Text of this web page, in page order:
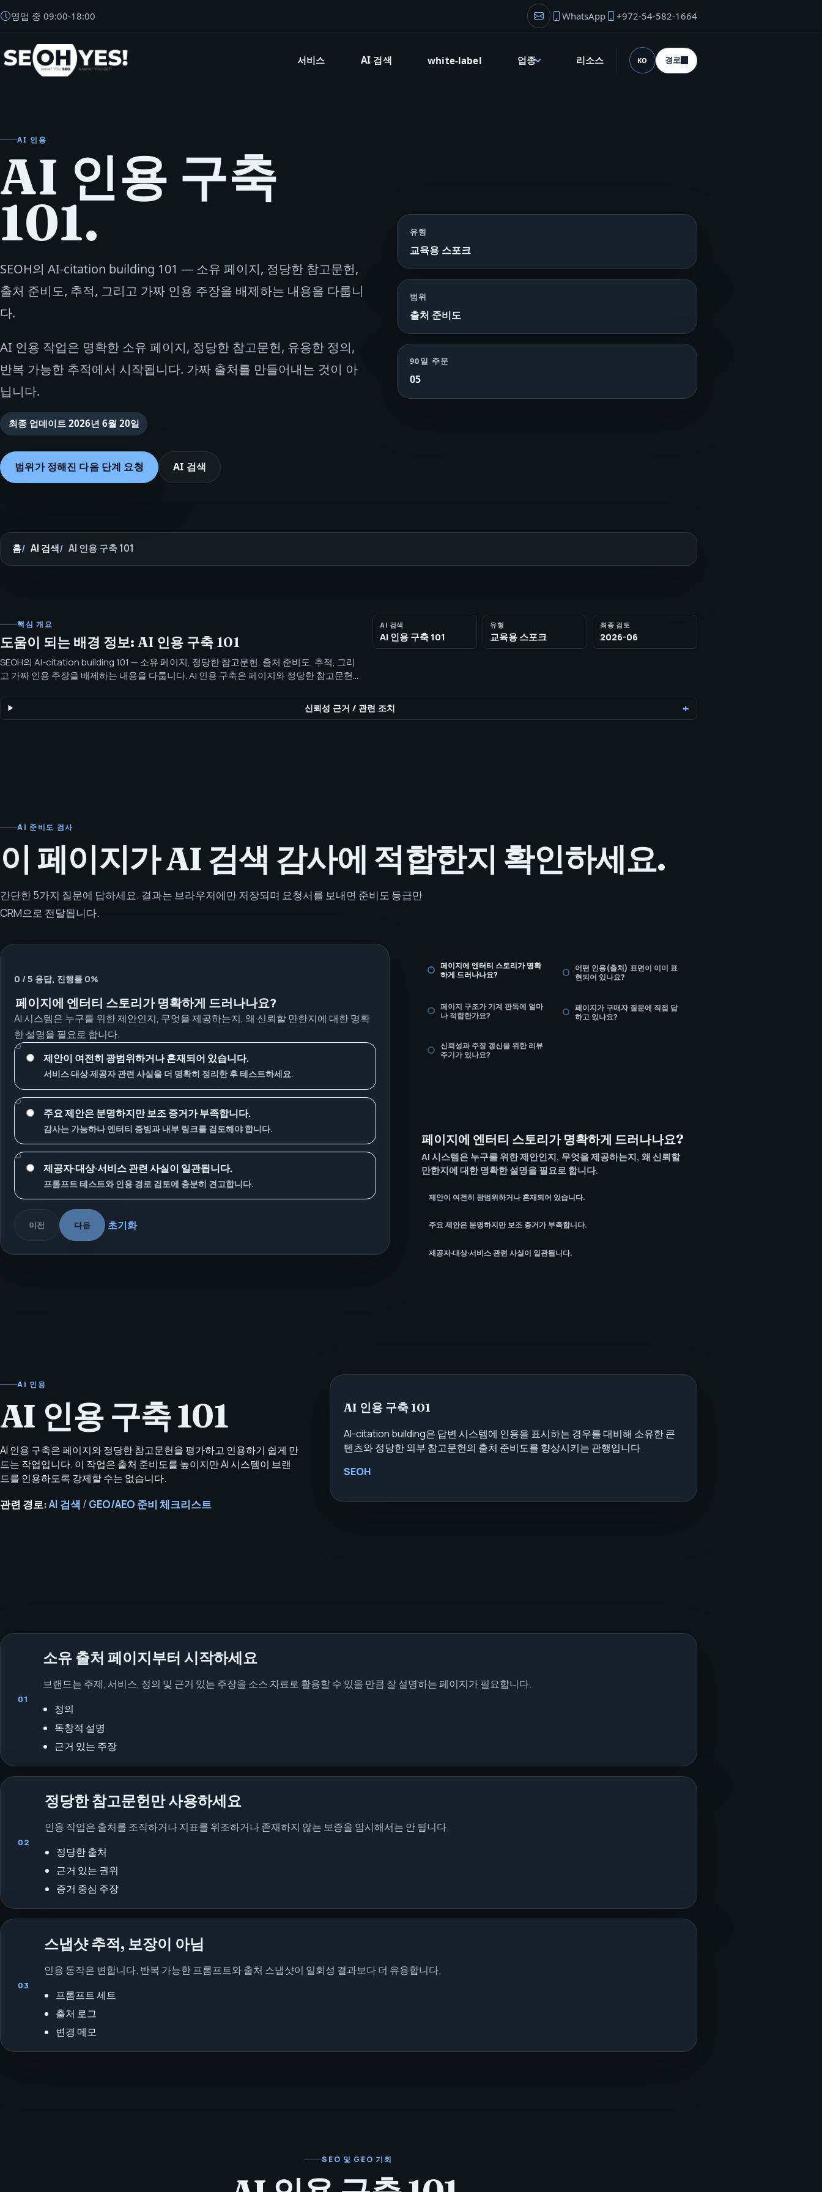
영업 중09:00-18:00 창업자 이메일
WhatsApp +972-54-582-1664
SEOH 서비스 AI 검색 white-label 업종 리소스 언어 (desktop)
KO 경로
AI 인용
AI 인용 구축
101.
SEOH의 AI-citation building 101 — 소유 페이지, 정당한 참고문헌,
출처 준비도, 추적, 그리고 가짜 인용 주장을 배제하는 내용을 다룹니
다.
AI 인용 작업은 명확한 소유 페이지, 정당한 참고문헌, 유용한 정의,
반복 가능한 추적에서 시작됩니다. 가짜 출처를 만들어내는 것이 아
닙니다.
최종 업데이트 2026년 6월 20일
범위가 정해진 다음 단계 요청 AI 검색
유형
교육용 스포크
범위
출처 준비도
90일 주문
05
홈 AI 검색 AI 인용 구축 101
핵심 개요
도움이 되는 배경 정보: AI 인용 구축 101
SEOH의 AI-citation building 101 — 소유 페이지, 정당한 참고문헌, 출처 준비도, 추적, 그리
고 가짜 인용 주장을 배제하는 내용을 다룹니다. AI 인용 구축은 페이지와 정당한 참고문헌
템이 브랜드를 인용하도록 강제할 수는 없습니다.
AI 검색
AI 인용 구축 101
유형
교육용 스포크
최종 검토
2026-06
신뢰성 근거 / 관련 조치
AI 준비도 검사
이 페이지가 AI 검색 감사에 적합한지 확인하세요.
간단한 5가지 질문에 답하세요. 결과는 브라우저에만 저장되며 요청서를 보내면 준비도 등급만
CRM으로 전달됩니다.
0 / 5 응답, 진행률 0%
페이지에 엔터티 스토리가 명확하게 드러나나요?
AI 시스템은 누구를 위한 제안인지, 무엇을 제공하는지, 왜 신뢰할 만한지에 대한 명확
한 설명을 필요로 합니다.
제안이 여전히 광범위하거나 혼재되어 있습니다.
서비스·대상·제공자 관련 사실을 더 명확히 정리한 후 테스트하세요.
주요 제안은 분명하지만 보조 증거가 부족합니다.
감사는 가능하나 엔터티 증빙과 내부 링크를 검토해야 합니다.
제공자·대상·서비스 관련 사실이 일관됩니다.
프롬프트 테스트와 인용 경로 검토에 충분히 견고합니다.
이전 다음 초기화
페이지에 엔터티 스토리가 명확
하게 드러나나요?
어떤 인용(출처) 표면이 이미 표
현되어 있나요?
페이지 구조가 기계 판독에 얼마
나 적합한가요?
페이지가 구매자 질문에 직접 답
하고 있나요?
신뢰성과 주장 갱신을 위한 리뷰
주기가 있나요?
페이지에 엔터티 스토리가 명확하게 드러나나요?
AI 시스템은 누구를 위한 제안인지, 무엇을 제공하는지, 왜 신뢰할
만한지에 대한 명확한 설명을 필요로 합니다.
제안이 여전히 광범위하거나 혼재되어 있습니다.
주요 제안은 분명하지만 보조 증거가 부족합니다.
제공자·대상·서비스 관련 사실이 일관됩니다.
AI 인용
AI 인용 구축 101
AI 인용 구축은 페이지와 정당한 참고문헌을 평가하고 인용하기 쉽게 만
드는 작업입니다. 이 작업은 출처 준비도를 높이지만 AI 시스템이 브랜
드를 인용하도록 강제할 수는 없습니다.
관련 경로:AI 검색 / GEO/AEO 준비 체크리스트
AI 인용 구축 101
AI-citation building은 답변 시스템에 인용을 표시하는 경우를 대비해 소유한 콘
텐츠와 정당한 외부 참고문헌의 출처 준비도를 향상시키는 관행입니다.
SEOH
01
소유 출처 페이지부터 시작하세요
브랜드는 주제, 서비스, 정의 및 근거 있는 주장을 소스 자료로 활용할 수 있을 만큼 잘 설명하는 페이지가 필요합니다.
정의
독창적 설명
근거 있는 주장
02
정당한 참고문헌만 사용하세요
인용 작업은 출처를 조작하거나 지표를 위조하거나 존재하지 않는 보증을 암시해서는 안 됩니다.
정당한 출처
근거 있는 권위
증거 중심 주장
03
스냅샷 추적, 보장이 아님
인용 동작은 변합니다. 반복 가능한 프롬프트와 출처 스냅샷이 일회성 결과보다 더 유용합니다.
프롬프트 세트
출처 로그
변경 메모
SEO 및 GEO 기회